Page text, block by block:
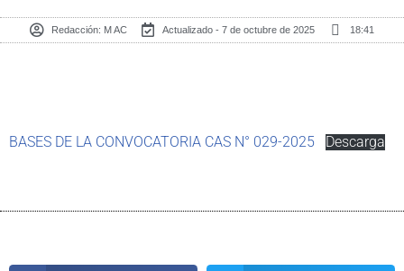
Redacción: M AC Actualizado - 7 de octubre de 2025 18:41
BASES DE LA CONVOCATORIA CAS N° 029-2025 Descarga